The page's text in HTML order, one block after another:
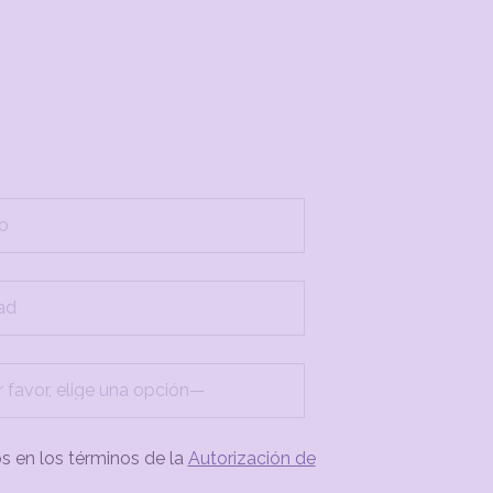
en los términos de la Autorización de